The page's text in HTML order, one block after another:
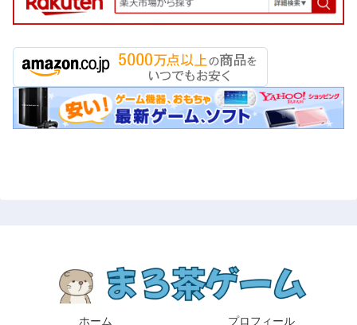
ホーム プロフィール